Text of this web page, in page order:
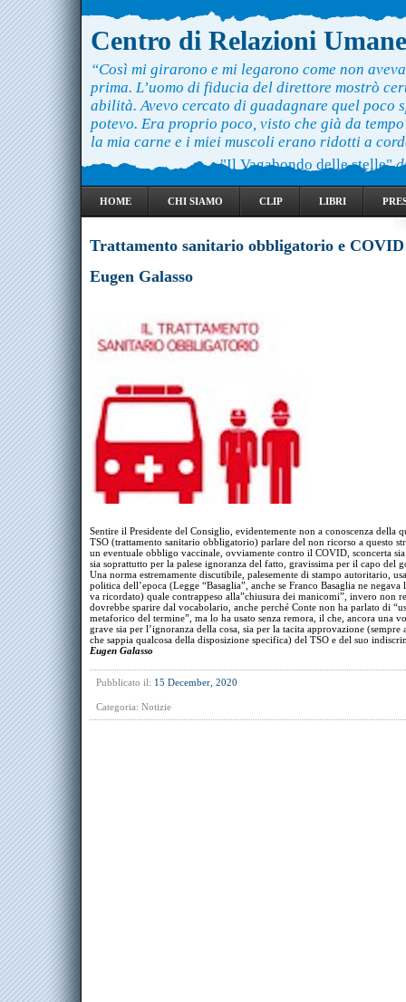
Centro di Relazioni Umane
“Così mi girarono e mi legarono come non
prima. L’uomo di fiducia del direttore mostrò
abilità. Avevo cercato di guadagnare quel poco
potevo. Era proprio poco, visto che già da
la mia carne e i miei muscoli erano ridotti a
"Il Vagabondo delle stelle"
HOME CHI SIAMO CLIP LIBRI
Trattamento sanitario obbligatorio e
Eugen Galasso
Sentire il Presidente del Consiglio, evidentemente non a conoscenza della
TSO (trattamento sanitario obbligatorio) parlare del non ricorso a questo
un eventuale obbligo vaccinale, ovviamente contro il COVID, sconcerta
sia soprattutto per la palese ignoranza del fatto, gravissima per il capo del
Una norma estremamente discutibile, palesemente di stampo autoritario,
politica dell’epoca (Legge “Basaglia”, anche se Franco Basaglia ne negava
va ricordato) quale contrappeso alla”chiusura dei manicomi”, invero non
dovrebbe sparire dal vocabolario, anche perché Conte non ha parlato di
metaforico del termine”, ma lo ha usato senza remora, il che, ancora una
grave sia per l’ignoranza della cosa, sia per la tacita approvazione (sempre
che sappia qualcosa della disposizione specifica) del TSO e del suo
Eugen Galasso
Pubblicato il: 15 December, 2020
Categoria: Notizie